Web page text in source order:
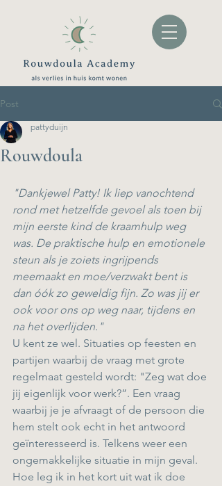
Post
Rouwdoula
pattyduijn
"Dankjewel Patty! Ik liep vanochtend
rond met hetzelfde gevoel als toen bij
mijn eerste kind de kraamhulp weg
was. De praktische hulp en emotionele
steun als je zoiets ingrijpends
meemaakt en moe/verzwakt bent is
dan óók zo geweldig fijn. Zo was jij er
ook voor ons op weg naar, tijdens en
na het overlijden."
U kent ze wel. Situaties op feesten en
partijen waarbij de vraag met grote
regelmaat gesteld wordt: "Zeg wat doe
jij eigenlijk voor werk?”. Een vraag
waarbij je je afvraagt of de persoon die
hem stelt ook echt in het antwoord
geïnteresseerd is. Telkens weer een
ongemakkelijke situatie in mijn geval.
Hoe leg ik in het kort uit wat ik doe